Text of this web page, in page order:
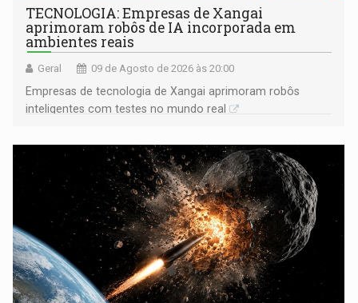
TECNOLOGIA: Empresas de Xangai
aprimoram robôs de IA incorporada em
ambientes reais
Geral 09 de Agosto de 2026 às 20:00
Empresas de tecnologia de Xangai aprimoram robôs
inteligentes com testes no mundo real